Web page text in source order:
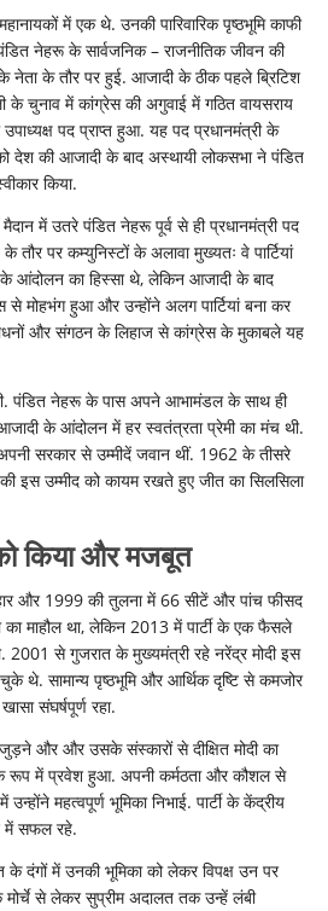
में एक थे. उनकी पारिवारिक पृष्ठभूमि काफी
नेहरू के सार्वजनिक – राजनीतिक जीवन की
के तौर पर हुई. आजादी के ठीक पहले ब्रिटिश
चुनाव में कांग्रेस की अगुवाई में गठित वायसराय
पद प्राप्त हुआ. यह पद प्रधानमंत्री के
की आजादी के बाद अस्थायी लोकसभा ने पंडित
किया.
में उतरे पंडित नेहरू पूर्व से ही प्रधानमंत्री पद
पर कम्युनिस्टों के अलावा मुख्यतः वे पार्टियां
आंदोलन का हिस्सा थे, लेकिन आजादी के बाद
मोहभंग हुआ और उन्होंने अलग पार्टियां बना कर
और संगठन के लिहाज से कांग्रेस के मुकाबले यह
पंडित नेहरू के पास अपने आभामंडल के साथ ही
के आंदोलन में हर स्वतंत्रता प्रेमी का मंच थी.
सरकार से उम्मीदें जवान थीं. 1962 के तीसरे
इस उम्मीद को कायम रखते हुए जीत का सिलसिला
किया और मजबूत
हार और 1999 की तुलना में 66 सीटें और पांच फीसद
का माहौल था, लेकिन 2013 में पार्टी के एक फैसले
2001 से गुजरात के मुख्यमंत्री रहे नरेंद्र मोदी इस
चुके थे. सामान्य पृष्ठभूमि और आर्थिक दृष्टि से कमजोर
संघर्षपूर्ण रहा.
और और उसके संस्कारों से दीक्षित मोदी का
के रूप में प्रवेश हुआ. अपनी कर्मठता और कौशल से
महत्वपूर्ण भूमिका निभाई. पार्टी के केंद्रीय
में सफल रहे.
दंगों में उनकी भूमिका को लेकर विपक्ष उन पर
मोर्चे से लेकर सुप्रीम अदालत तक उन्हें लंबी